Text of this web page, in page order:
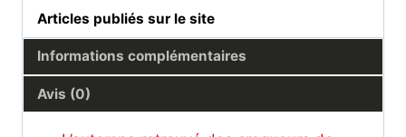
Articles publiés sur le site
Informations complémentaires
Avis (0)